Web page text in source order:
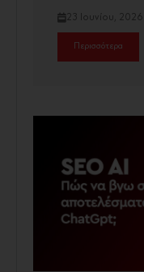
23 Ιουνίου, 2026
Περισσότερα